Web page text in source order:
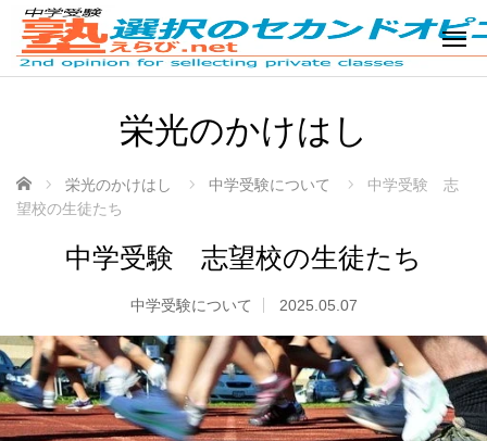
栄光のかけはし
ホーム 栄光のかけはし 中学受験について
中学受験 志
望校の生徒たち
中学受験 志望校の生徒たち
中学受験について 2025.05.07